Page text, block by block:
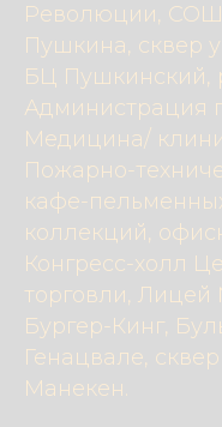
Революции, СОШ
Пушкина, сквер
БЦ Пушкинский,
Администрация
Медицина/
Пожарно-
кафе-
коллекций,
Конгресс-холл
торговли, Лицей
Бургер-Кинг,
Генацвале,
Манекен.